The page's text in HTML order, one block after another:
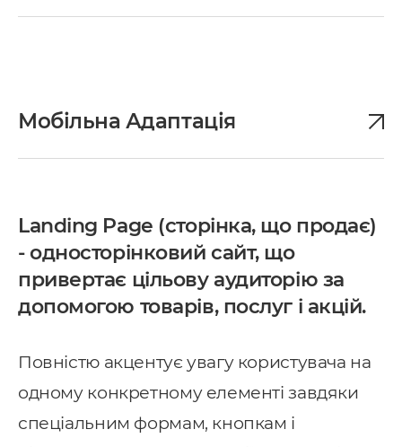
Мобільна Адаптація
Landing Page (сторінка, що продає)
- односторінковий сайт, що
привертає цільову аудиторію за
допомогою товарів, послуг і акцій.
Повністю акцентує увагу користувача на
одному конкретному елементі завдяки
спеціальним формам, кнопкам і